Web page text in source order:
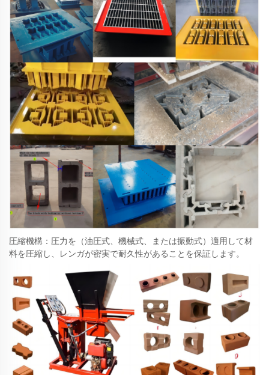
圧縮機構：圧力を（油圧式、機械式、または振動式）適用して材
料を圧縮し、レンガが密実で耐久性があることを保証します。